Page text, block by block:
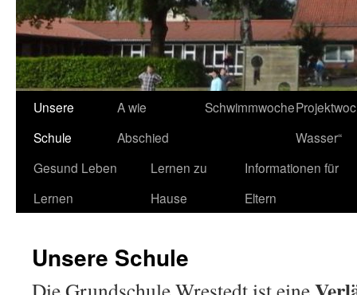
Unsere
Schule
A wie
Abschied
Schwimmwoche
Wasser“
Gesund Leben
Lernen
Lernen zu
Hause
Informationen für
Eltern
Unsere Schule